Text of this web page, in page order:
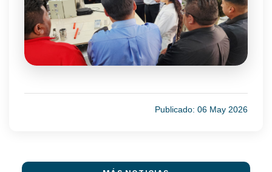
Publicado: 06 May 2026